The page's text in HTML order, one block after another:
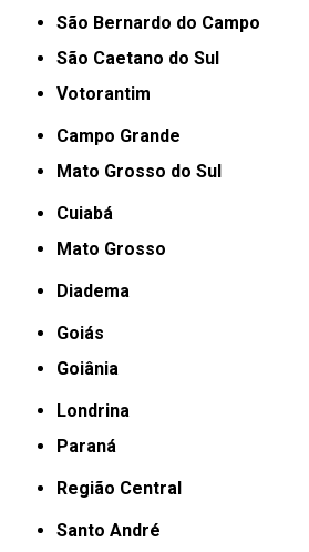
São Bernardo do Campo
São Caetano do Sul
Votorantim
Campo Grande
Mato Grosso do Sul
Cuiabá
Mato Grosso
Diadema
Goiás
Goiânia
Londrina
Paraná
Região Central
Santo André